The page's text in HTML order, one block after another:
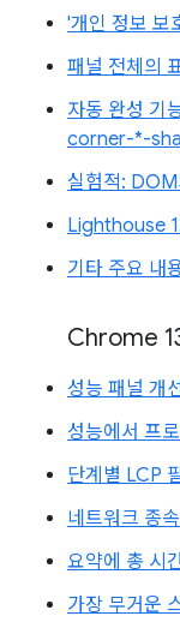
'개인 정보 보
패널 전체의
자동 완성 기
corner-*-
실험적: DOM
Lighthouse
기타 주요 내
Chrome
성능 패널 개
성능에서 프
단계별 LCP
네트워크 종
요약에 총 시
가장 무거운